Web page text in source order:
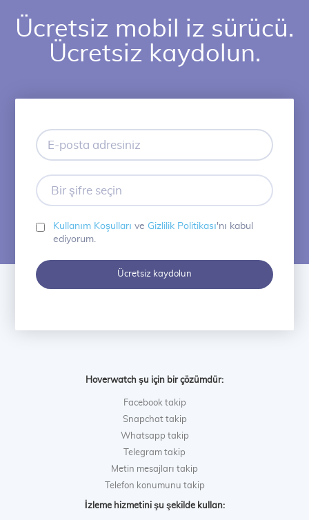
Ücretsiz mobil iz sürücü.
Ücretsiz kaydolun.
Kullanım Koşulları ve Gizlilik Politikası'nı kabul
ediyorum.
Ücretsiz kaydolun
Hoverwatch şu için bir çözümdür:
Facebook takip
Snapchat takip
Whatsapp takip
Telegram takip
Metin mesajları takip
Telefon konumunu takip
İzleme hizmetini şu şekilde kullan: